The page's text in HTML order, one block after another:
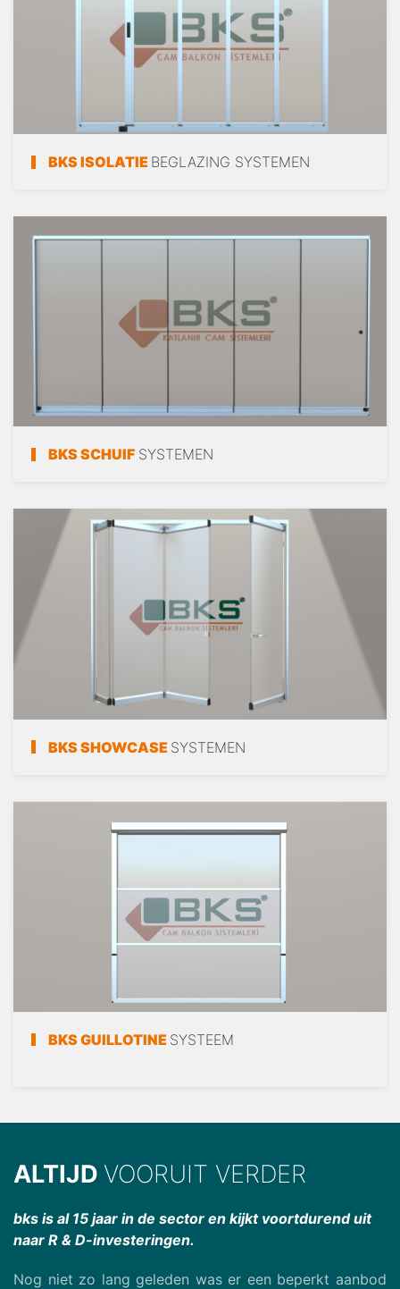
BKS ISOLATIE BEGLAZING SYSTEMEN
BKS SCHUIF SYSTEMEN
BKS SHOWCASE SYSTEMEN
BKS GUILLOTINE SYSTEEM
ALTIJD VOORUIT VERDER
bks is al 15 jaar in de sector en kijkt voortdurend uit
naar R & D-investeringen.
Nog niet zo lang geleden was er een beperkt aanbod